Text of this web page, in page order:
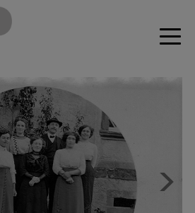
Next